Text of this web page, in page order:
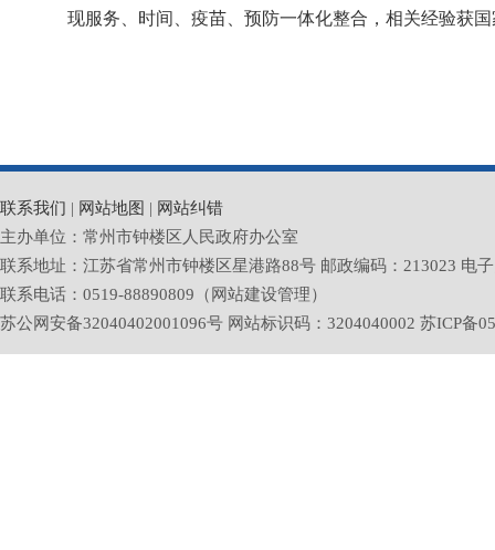
现服务、时间、疫苗、预防一体化整合，相关经验获
联系我们 | 网站地图 | 网站纠错
主办单位：常州市钟楼区人民政府办公室
联系地址：江苏省常州市钟楼区星港路88号 邮政编码：213023 电
联系电话：0519-88890809（网站建设管理）
苏公网安备32040402001096号 网站标识码：3204040002 苏ICP备